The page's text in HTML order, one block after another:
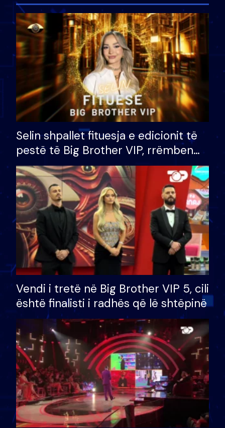
Selin shpallet fituesja e edicionit të
pestë të Big Brother VIP, rrëmben
çmimin e madh prej 100 mijë eurosh
Vendi i tretë në Big Brother VIP 5, cili
është finalisti i radhës që lë shtëpinë